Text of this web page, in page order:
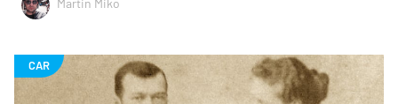
Martin Miko